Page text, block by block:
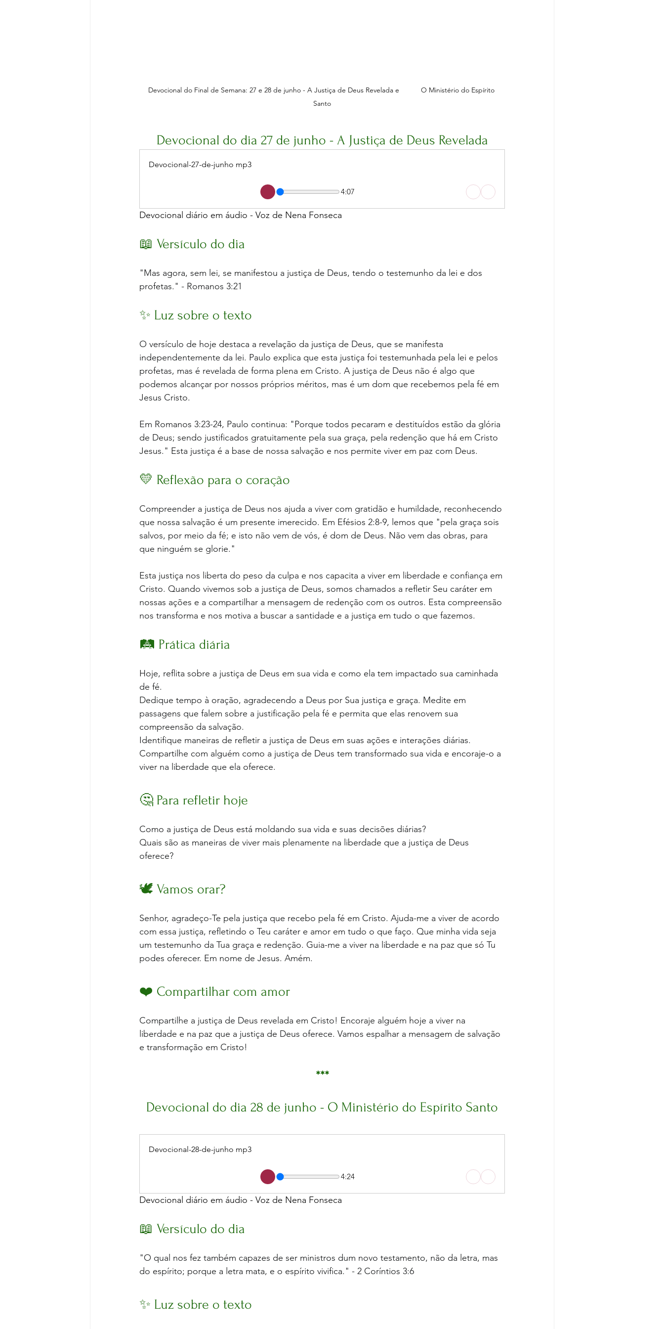
Devocional do Final de Semana: 27 e 28 de junho - A Justiça de Deus Revelada e           O Ministério do Espírito
Santo
Devocional do dia 27 de junho - A Justiça de Deus Revelada
Devocional-27-de-junho mp3
4:07
Devocional diário em áudio - Voz de Nena Fonseca
📖 Versículo do dia
"Mas agora, sem lei, se manifestou a justiça de Deus, tendo o testemunho da lei e dos
profetas." - Romanos 3:21
✨ Luz sobre o texto
O versículo de hoje destaca a revelação da justiça de Deus, que se manifesta
independentemente da lei. Paulo explica que esta justiça foi testemunhada pela lei e pelos
profetas, mas é revelada de forma plena em Cristo. A justiça de Deus não é algo que
podemos alcançar por nossos próprios méritos, mas é um dom que recebemos pela fé em
Jesus Cristo.
Em Romanos 3:23-24, Paulo continua: "Porque todos pecaram e destituídos estão da glória
de Deus; sendo justificados gratuitamente pela sua graça, pela redenção que há em Cristo
Jesus." Esta justiça é a base de nossa salvação e nos permite viver em paz com Deus.
💛 Reflexão para o coração
Compreender a justiça de Deus nos ajuda a viver com gratidão e humildade, reconhecendo
que nossa salvação é um presente imerecido. Em Efésios 2:8-9, lemos que "pela graça sois
salvos, por meio da fé; e isto não vem de vós, é dom de Deus. Não vem das obras, para
que ninguém se glorie."
Esta justiça nos liberta do peso da culpa e nos capacita a viver em liberdade e confiança em
Cristo. Quando vivemos sob a justiça de Deus, somos chamados a refletir Seu caráter em
nossas ações e a compartilhar a mensagem de redenção com os outros. Esta compreensão
nos transforma e nos motiva a buscar a santidade e a justiça em tudo o que fazemos.
🛤️ Prática diária
Hoje, reflita sobre a justiça de Deus em sua vida e como ela tem impactado sua caminhada
de fé.
Dedique tempo à oração, agradecendo a Deus por Sua justiça e graça. Medite em
passagens que falem sobre a justificação pela fé e permita que elas renovem sua
compreensão da salvação.
Identifique maneiras de refletir a justiça de Deus em suas ações e interações diárias.
Compartilhe com alguém como a justiça de Deus tem transformado sua vida e encoraje-o a
viver na liberdade que ela oferece.
🤔 Para refletir hoje
Como a justiça de Deus está moldando sua vida e suas decisões diárias?
Quais são as maneiras de viver mais plenamente na liberdade que a justiça de Deus
oferece?
🕊️ Vamos orar?
Senhor, agradeço-Te pela justiça que recebo pela fé em Cristo. Ajuda-me a viver de acordo
com essa justiça, refletindo o Teu caráter e amor em tudo o que faço. Que minha vida seja
um testemunho da Tua graça e redenção. Guia-me a viver na liberdade e na paz que só Tu
podes oferecer. Em nome de Jesus. Amém.
❤️ Compartilhar com amor
Compartilhe a justiça de Deus revelada em Cristo! Encoraje alguém hoje a viver na
liberdade e na paz que a justiça de Deus oferece. Vamos espalhar a mensagem de salvação
e transformação em Cristo!
***
Devocional do dia 28 de junho - O Ministério do Espírito Santo
Devocional-28-de-junho mp3
4:24
Devocional diário em áudio - Voz de Nena Fonseca
📖 Versículo do dia
"O qual nos fez também capazes de ser ministros dum novo testamento, não da letra, mas
do espírito; porque a letra mata, e o espírito vivifica." - 2 Coríntios 3:6
✨ Luz sobre o texto